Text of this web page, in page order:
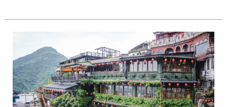
極
求
送
禮
首